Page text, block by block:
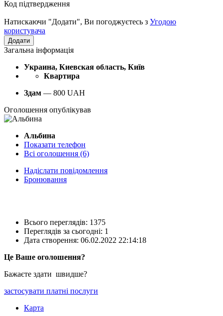
Код підтвердження
Натискаючи "Додати", Ви погоджуєтесь з Угодою
користувача
Загальна інформація
Украина, Киевская область, Київ
Квартира
Здам — 800 UAH
Оголошення опублікував
Альбина
Показати телефон
Всі оголошення (6)
Надіслати повідомлення
Бронювання
Всього переглядів: 1375
Переглядів за сьогодні: 1
Дата створення: 06.02.2022 22:14:18
Це Ваше оголошення?
Бажаєте здати швидше?
застосувати платні послуги
Карта